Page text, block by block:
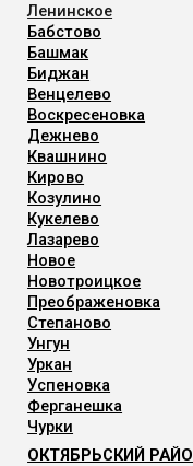
Ленинское
Бабстово
Башмак
Биджан
Венцелево
Воскресеновка
Дежнево
Квашнино
Кирово
Козулино
Кукелево
Лазарево
Новое
Новотроицкое
Преображеновка
Степаново
Унгун
Уркан
Успеновка
Ферганешка
Чурки
ОКТЯБРЬСКИЙ